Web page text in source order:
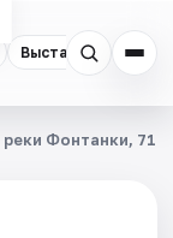
Выставки
Фонтанки, 71»